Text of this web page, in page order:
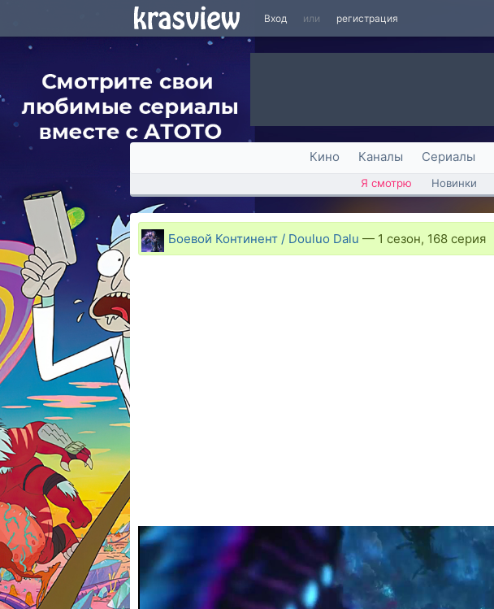
Вход или регистрация
Кино Каналы Сериалы
Я смотрю Новинки
Боевой Континент / Douluo Dalu — 1 сезон, 168 серия